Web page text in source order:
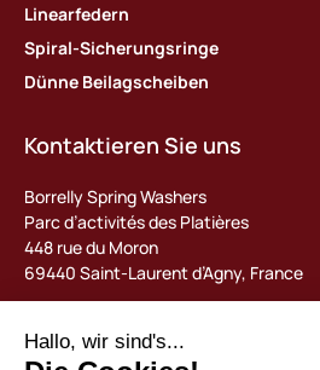
Linearfedern
Spiral-Sicherungsringe
Dünne Beilagscheiben
Kontaktieren Sie uns
Borrelly Spring Washers
Parc d’activités des Platières
448 rue du Moron
69440 Saint-Laurent d’Agny, France
contact@borrelly.com